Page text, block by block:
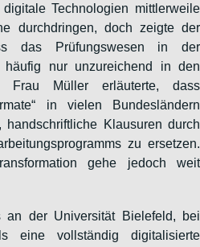
Technologien mittlerweile
durchdringen, doch zeigte der
das Prüfungswesen in der
häufig nur unzureichend in den
Frau Müller erläuterte, dass
in vielen Bundesländern
Klausuren durch
zu ersetzen.
gehe jedoch weit
an der Universität Bielefeld, bei
eine vollständig digitalisierte